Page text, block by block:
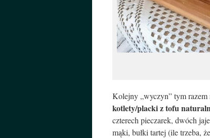
Kolejny „wyczyn” tym razem
kotlety/placki z tofu
czterech pieczarek, dwóch
mąki, bułki tartej (ile trzeba,